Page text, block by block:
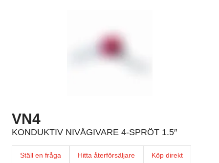
VN4
KONDUKTIV NIVÅGIVARE 4-SPRÖT 1.5″
Ställ en fråga Hitta återförsäljare Köp direkt